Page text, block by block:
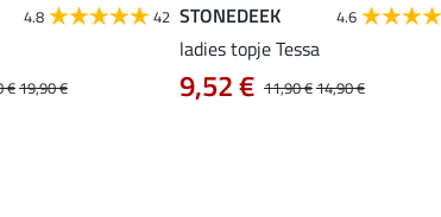
4.8 42
€19,90 €
STONEDEEK 4.6
ladies topje Tessa
11,90 €14,90 €
9,52 €